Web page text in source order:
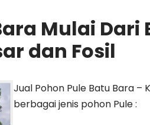
Mulai Dari
dan Fosil
Jual Pohon Pule Batu Bara –
berbagai jenis pohon Pule :